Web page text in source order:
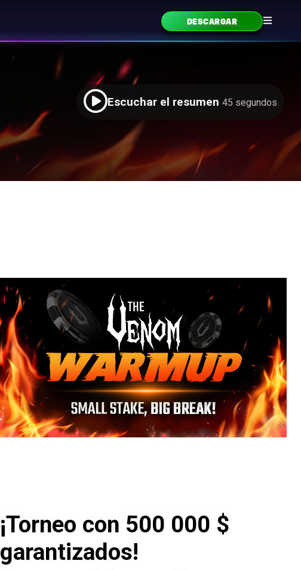
DESCARGAR
Escuchar el resumen 45 segundos
¡Torneo con 500 000 $
garantizados!